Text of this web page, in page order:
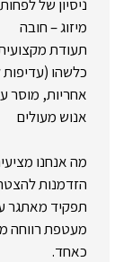
ניסיון של
מיזוג – חובה
תעודת מקצועית
כלשהו
אחריות, מוסר
אנוש מעולים
מה אנחנו
הזדמנות
תפקיד מאתגר
מעטפת רווחה
כאחד.